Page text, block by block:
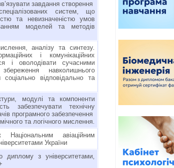
завдання створення
систем, що
та невизначеністю умов
моделей та методів
аналізу та синтезу.
і комунікаційних
і оволодівати сучасними
навколишнього
відповідально та
модулі та компоненти
забезпечувати технічну
програмного забезпечення
та логічного мислення.
авіаційним
України
диплому з університетами,